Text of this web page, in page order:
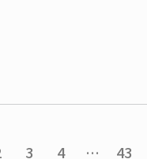
3 4 … 43